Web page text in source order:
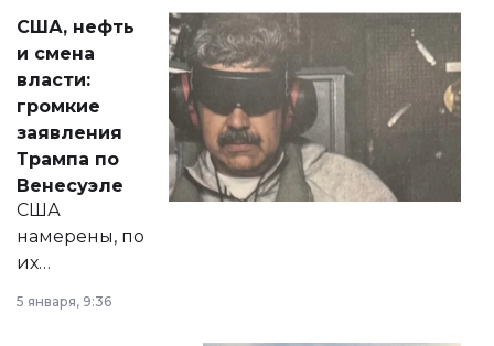
актуальных тем —
от слухов о
политических
реформах до
вопросов армии,
экономики и
личного здоровья.
США, нефть
и смена
власти:
громкие
заявления
Трампа по
Венесуэле
США
намерены, по
их
принести
5 января, 9:36